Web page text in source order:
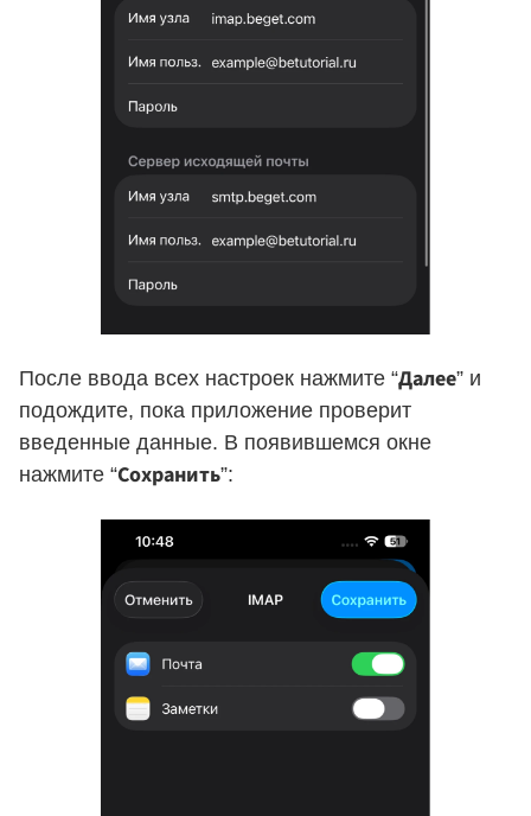
После ввода всех настроек нажмите “Далее” и
подождите, пока приложение проверит
введенные данные. В появившемся окне
нажмите “Сохранить”: